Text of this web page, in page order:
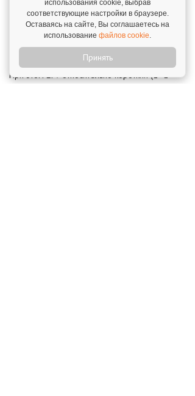
возможность совмещать с
другими направлениями в одном
детском центре.
При этом LTV относительно короткий (1–2
использования cookie, выбрав
соответствующие настройки в браузере.
Оставаясь на сайте, Вы соглашаетесь на
использование файлов cookie.
Принять